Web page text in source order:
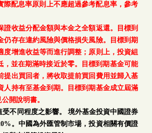
配息率原則上不應超過參考配息率，參考
收益分配金額與本金之全額返還。目標到
存在違約風險與價格損失風險。目標到期
增進收益等而進行調整；原則上，投資組
並在期滿時接近於零。目標到期基金可能
出買回者，將收取提前買回費用並歸入基
持有至基金到期。目標到期基金成立屆滿
開說明書。
不同程度之影響。 境外基金投資中國證券
。中國為外匯管制市場，投資相關有價證